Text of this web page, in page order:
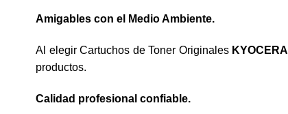
Amigables con el Medio Ambiente.
Al elegir Cartuchos de Toner Originales KYOCERA
productos.
Calidad profesional confiable.